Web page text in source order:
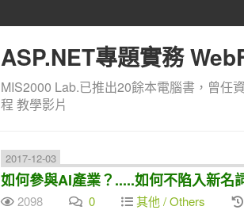
ASP.NET專題實務
MIS2000 Lab.已推出20餘本電腦書，曾任
程 教學影片
2017-12-03
如何參與AI產業？.....如何不陷入新名
2098 0 其他 / Others